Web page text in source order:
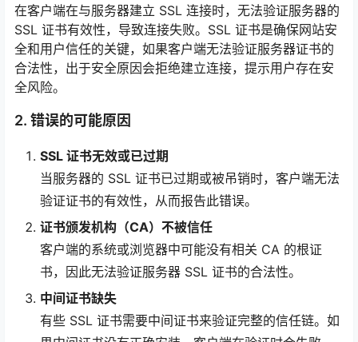
在客户端在与服务器建立 SSL 连接时，无法验证服务器的
SSL 证书有效性，导致连接失败。SSL 证书是确保网站安
全和用户信任的关键，如果客户端无法验证服务器证书的
合法性，出于安全原因会拒绝建立连接，提示用户存在安
全风险。
2. 错误的可能原因
SSL 证书无效或已过期
当服务器的 SSL 证书已过期或被吊销时，客户端无法
验证证书的有效性，从而报告此错误。
证书颁发机构（CA）不被信任
客户端的系统或浏览器中可能没有相关 CA 的根证
书，因此无法验证服务器 SSL 证书的合法性。
中间证书缺失
有些 SSL 证书需要中间证书来验证完整的信任链。如